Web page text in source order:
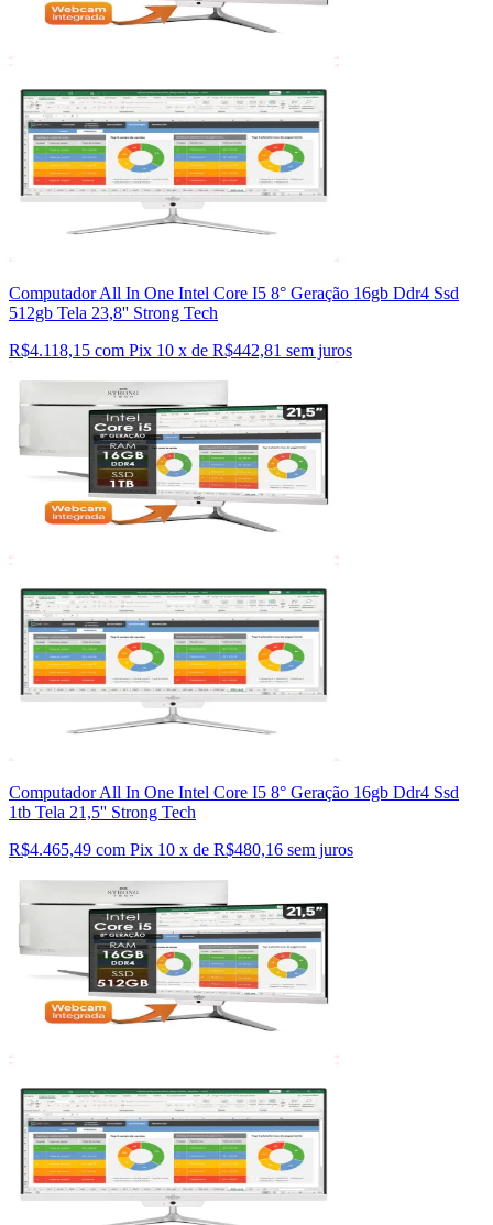
Computador All In One Intel Core I5 8° Geração 16gb Ddr4 Ssd
512gb Tela 23,8'' Strong Tech
R$4.118,15 com Pix 10 x de R$442,81 sem juros
Computador All In One Intel Core I5 8° Geração 16gb Ddr4 Ssd
1tb Tela 21,5'' Strong Tech
R$4.465,49 com Pix 10 x de R$480,16 sem juros